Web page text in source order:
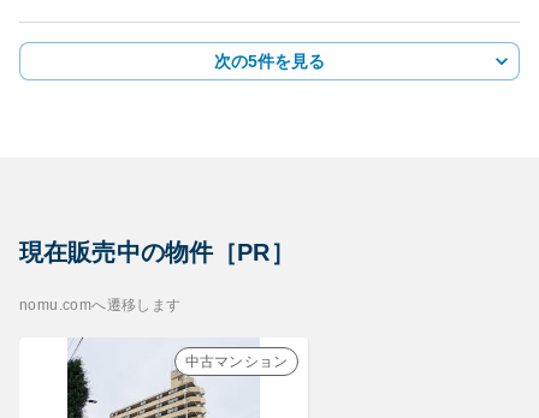
次の5件を見る
現在販売中の物件［PR］
nomu.comへ遷移します
中古マンション